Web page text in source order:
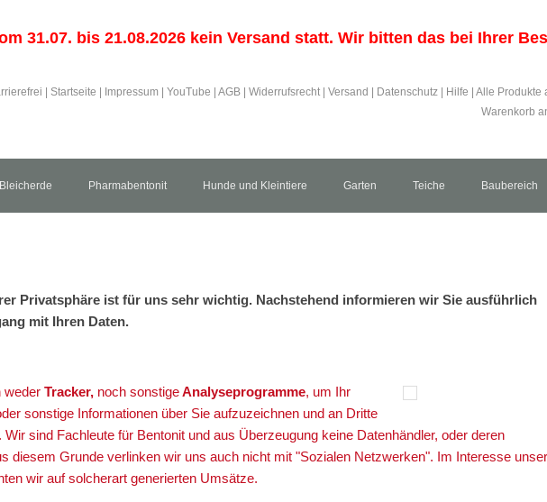
31.07. bis 21.08.2026 kein Versand statt. Wir bitten das bei Ihrer
Startseite Impressum YouTube AGB Widerrufsrecht Versand Datenschutz Hilfe Alle Produkte
Warenkorb
Bleicherde Pharmabentonit Hunde und Kleintiere Garten Teiche Baubereich
Privatsphäre ist für uns sehr wichtig. Nachstehend informieren wir Sie ausführlich
mit Ihren Daten.
weder Tracker, noch sonstigeAnalyseprogramme, um Ihr
sonstige Informationen über Sie aufzuzeichnen und an Dritte
Wir sind Fachleute für Bentonit und aus Überzeugung keine Datenhändler, oder deren
diesem Grunde verlinken wir uns auch nicht mit "Sozialen Netzwerken". Im Interesse
wir auf solcherart generierten Umsätze.